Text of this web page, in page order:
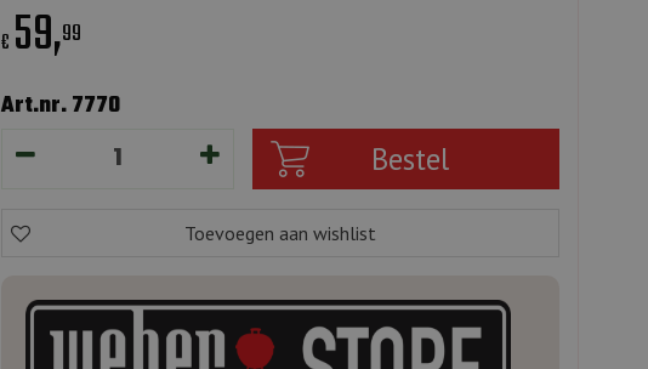
€ 59,99
Art.nr. 7770